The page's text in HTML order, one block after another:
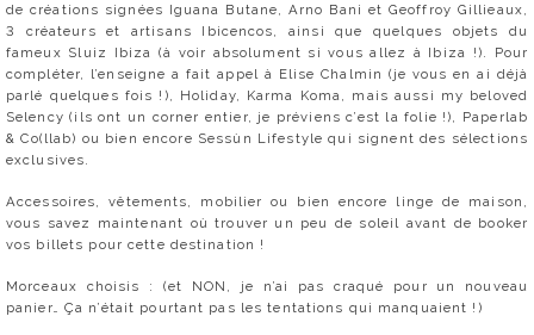
de créations signées Iguana Butane, Arno Bani et Geoffroy Gillieaux,
3 créateurs et artisans Ibicencos, ainsi que quelques objets du
fameux Sluiz Ibiza (à voir absolument si vous allez à Ibiza !). Pour
compléter, l’enseigne a fait appel à Elise Chalmin (je vous en ai déjà
parlé quelques fois !), Holiday, Karma Koma, mais aussi my beloved
Selency (ils ont un corner entier, je préviens c’est la folie !), Paperlab
& Co(llab) ou bien encore Sessùn Lifestyle qui signent des sélections
exclusives.
Accessoires, vêtements, mobilier ou bien encore linge de maison,
vous savez maintenant où trouver un peu de soleil avant de booker
vos billets pour cette destination !
Morceaux choisis : (et NON, je n’ai pas craqué pour un nouveau
panier… Ça n’était pourtant pas les tentations qui manquaient !)